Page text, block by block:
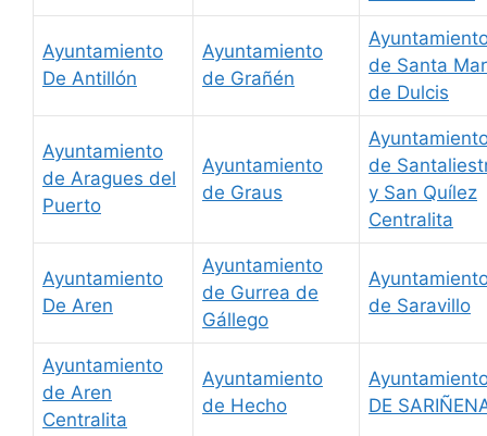
Ayuntamiento
De Antillón
Ayuntamiento
de Grañén
de Santa
de Dulcis
Ayuntamiento
de Aragues del
Puerto
Ayuntamiento
de Graus
de
y San Quílez
Centralita
Ayuntamiento
De Aren
Ayuntamiento
de Gurrea de
Gállego
de Saravillo
Ayuntamiento
de Aren
Centralita
Ayuntamiento
de Hecho
DE